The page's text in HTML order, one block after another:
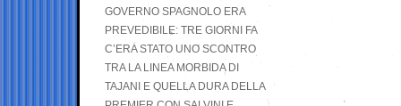
GOVERNO SPAGNOLO ERA
PREVEDIBILE: TRE GIORNI FA
C’ERA STATO UNO SCONTRO
TRA LA LINEA MORBIDA DI
TAJANI E QUELLA DURA DELLA